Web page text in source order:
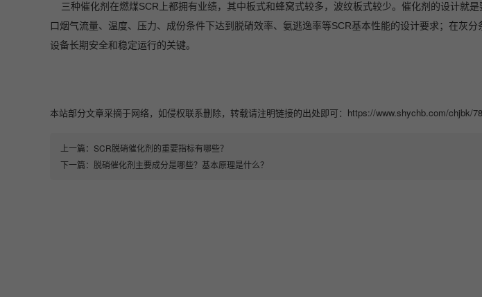
三种催化剂在燃煤SCR上都拥有业绩，其中板式和蜂窝式较多，波纹板式较少。催化剂的设计就
口烟气流量、温度、压力、成份条件下达到脱硝效率、氨逃逸率等SCR基本性能的设计要求；在灰
设备长期安全和稳定运行的关键。
本站部分文章采摘于网络，如侵权联系删除，转载请注明链接的出处即可：https://www.shychb.com/chjbk/
上一篇： SCR脱硝催化剂的重要指标有哪些？
下一篇： 脱硝催化剂主要成分是哪些？基本原理是什么？